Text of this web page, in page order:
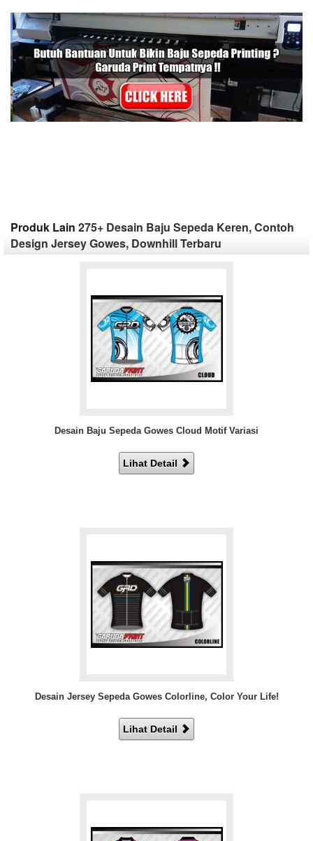
Produk Lain 275+ Desain Baju Sepeda Keren, Contoh
Design Jersey Gowes, Downhill Terbaru
Desain Baju Sepeda Gowes Cloud Motif Variasi
Lihat Detail
Desain Jersey Sepeda Gowes Colorline, Color Your Life!
Lihat Detail